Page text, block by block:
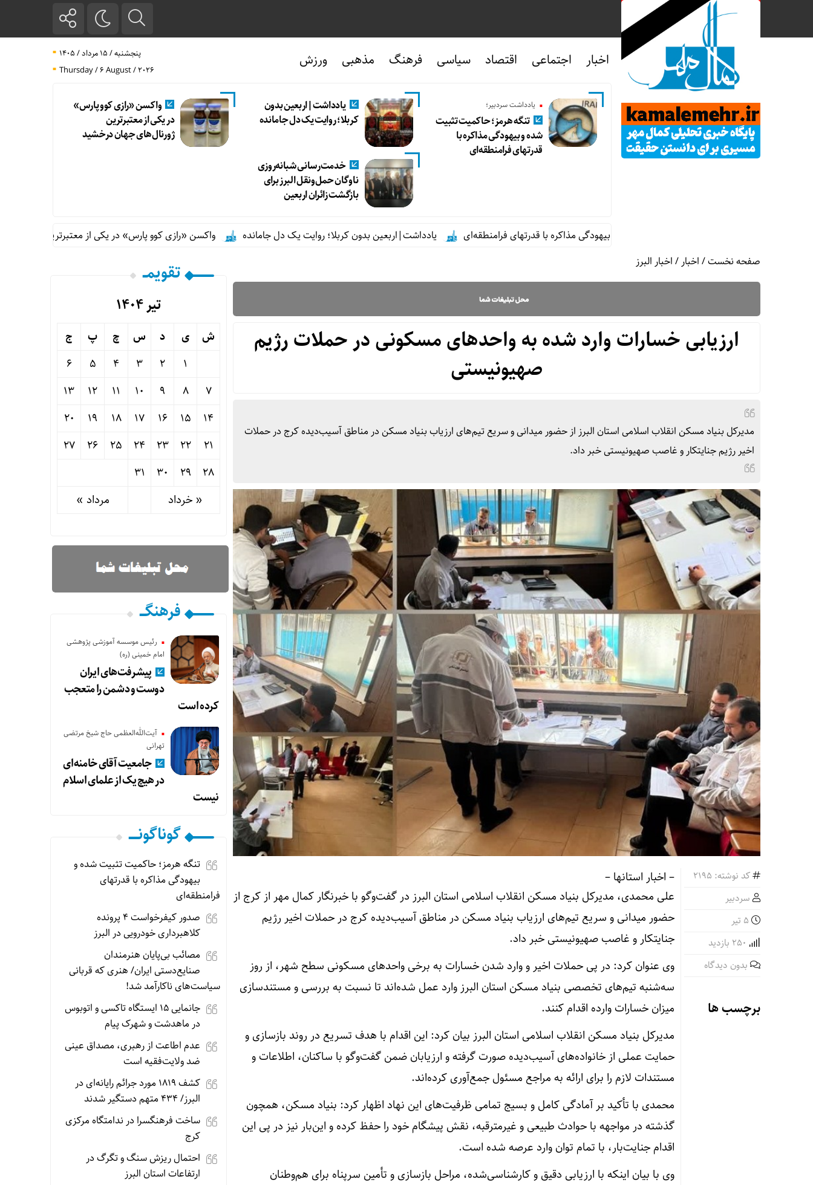
اخبار اجتماعی اقتصاد سیاسی فرهنگ مذهبی ورزش
پنجشنبه / ۱۵ مرداد / ۱۴۰۵
Thursday / 6 August / 2026
یادداشت سردبیر؛
تنگه هرمز؛ حاکمیت تثبیت
شده و بیهودگی مذاکره با
قدرتهای فرامنطقه‌ای
یادداشت|اربعین بدون
کربلا؛ روایت یک دل جامانده
واکسن «رازی کوو پارس»
در یکی از معتبرترین
ژورنال‌های جهان درخشید
خدمت‌رسانی شبانه‌روزی
ناوگان حمل‌ونقل البرز برای
بازگشت زائران اربعین
تنگه هرمز؛ حاکمیت تثبیت شده و بیهودگی مذاکره با قدرتهای فرامنطقه‌ای یادداشت|اربعین بدون کربلا؛ روایت یک دل جامانده
واکسن «رازی کوو پارس» در یکی از معتبرترین ژورنال‌های جهان
صفحه نخست/اخبار/اخبار البرز
ارزیابی خسارات وارد شده به واحدهای مسکونی در حملات رژیم
صهیونیستی
مدیرکل بنیاد مسکن انقلاب اسلامی استان البرز از حضور میدانی و سریع تیم‌های ارزیاب بنیاد مسکن در مناطق آسیب‌دیده کرج در حملات
اخیر رژیم جنایتکار و غاصب صهیونیستی خبر داد.
کد نوشته: 2195
سردبیر
بدون دیدگاه
برچسب ها
– اخبار استانها –
علی محمدی، مدیرکل بنیاد مسکن انقلاب اسلامی استان البرز در گفت‌وگو با خبرنگار کمال مهر از کرج از
حضور میدانی و سریع تیم‌های ارزیاب بنیاد مسکن در مناطق آسیب‌دیده کرج در حملات اخیر رژیم
جنایتکار و غاصب صهیونیستی خبر داد.
وی عنوان کرد: در پی حملات اخیر و وارد شدن خسارات به برخی واحدهای مسکونی سطح شهر، از روز
سه‌شنبه تیم‌های تخصصی بنیاد مسکن استان البرز وارد عمل شده‌اند تا نسبت به بررسی و مستندسازی
میزان خسارات وارده اقدام کنند.
مدیرکل بنیاد مسکن انقلاب اسلامی استان البرز بیان کرد: این اقدام با هدف تسریع در روند بازسازی و
حمایت عملی از خانواده‌های آسیب‌دیده صورت گرفته و ارزیابان ضمن گفت‌وگو با ساکنان، اطلاعات و
مستندات لازم را برای ارائه به مراجع مسئول جمع‌آوری کرده‌اند.
محمدی با تأکید بر آمادگی کامل و بسیج تمامی ظرفیت‌های این نهاد اظهار کرد: بنیاد مسکن، همچون
گذشته در مواجهه با حوادث طبیعی و غیرمترقبه، نقش پیشگام خود را حفظ کرده و این‌بار نیز در پی این
اقدام جنایت‌بار، با تمام توان وارد عرصه شده است.
وی با بیان اینکه با ارزیابی دقیق و کارشناسی‌شده، مراحل بازسازی و تأمین سرپناه برای هم‌وطنان
تقویمــ
تیر ۱۴۰۴
ش ی د س چ پ ج
« خرداد مرداد »
1
2
3
4
5
6
7
8
9
10
11
12
13
14
15
16
17
18
19
20
21
22
23
24
25
26
27
28
29
30
31
فرهنگـــ
رئیس موسسه آموزشی پژوهشی
امام خمینی (ره)
پیشرفت‌های ایران
دوست و دشمن را متعجب
کرده است
آیت‌الله‌العظمی حاج شیخ مرتضی
تهرانی
جامعیت آقای خامنه‌ای
در هیچ یک از علمای اسلام
نیست
گوناگونـــــ
تنگه هرمز؛ حاکمیت تثبیت شده و
بیهودگی مذاکره با قدرتهای
فرامنطقه‌ای
صدور کیفرخواست ۴ پرونده
کلاهبرداری خودرویی در البرز
مصائب بی‌پایان هنرمندان
صنایع‌دستی ایران/ هنری که قربانی
سیاست‌های ناکارآمد شد‌!
جانمایی ۱۵ ایستگاه تاکسی و اتوبوس
در ماهدشت و شهرک پیام
عدم اطاعت از رهبری، مصداق عینی
ضد ولایت‌فقیه است
کشف ۱۸۱۹ مورد جرائم رایانه‌ای در
البرز/ ۴۳۴ متهم دستگیر شدند
ساخت فرهنگسرا در ندامتگاه مرکزی
کرج
احتمال ریزش سنگ و تگرگ در
ارتفاعات استان البرز